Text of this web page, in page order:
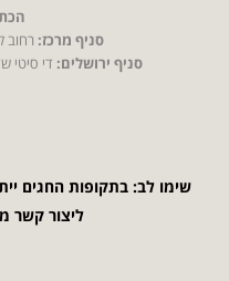
סניף מרכז:רחוב לחי 2 בני ברק,
סניף ירושלים:די סיטי שדרות
שימו לב: בתקופות החגים
ליצור קשר